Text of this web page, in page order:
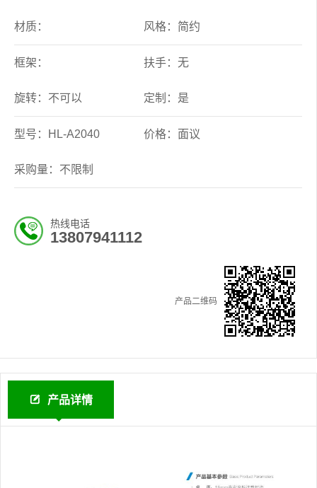
材质： 风格：简约
框架： 扶手：无
旋转：不可以 定制：是
型号：HL-A2040 价格：面议
采购量：不限制
热线电话
13807941112
产品二维码
产品详情